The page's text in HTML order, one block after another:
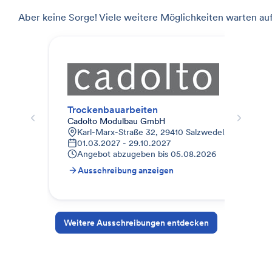
Aber keine Sorge! Viele weitere Möglichkeiten warten
Trockenbauarbeiten
Cadolto Modulbau GmbH
Karl-Marx-Straße 32, 29410 Salzwedel,
01.03.2027 - 29.10.2027
Angebot abzugeben bis 05.08.2026
Ausschreibung anzeigen
Weitere Ausschreibungen entdecken